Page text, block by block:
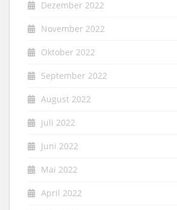
Dezember 2022
November 2022
Oktober 2022
September 2022
August 2022
Juli 2022
Juni 2022
Mai 2022
April 2022